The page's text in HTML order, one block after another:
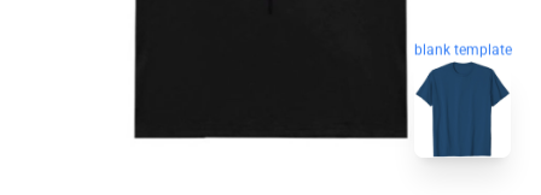
blank template